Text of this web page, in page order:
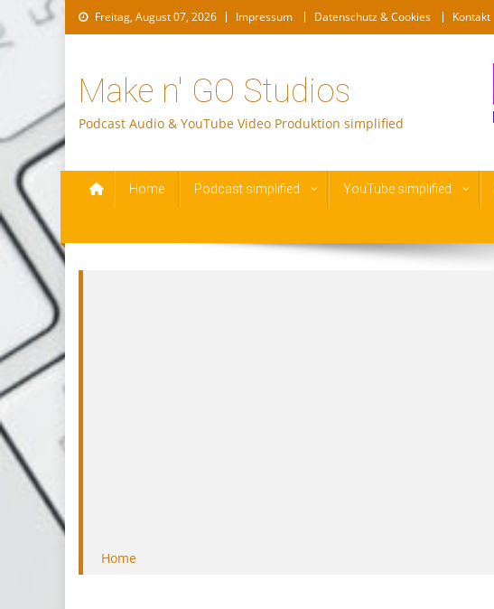
Skip
to
Freitag, August 07, 2026 Impressum Datenschutz & Cookies Kontakt
Make n' GO Studios
Podcast Audio & YouTube Video Produktion simplified
Home Podcast simplified YouTube simplified
Home